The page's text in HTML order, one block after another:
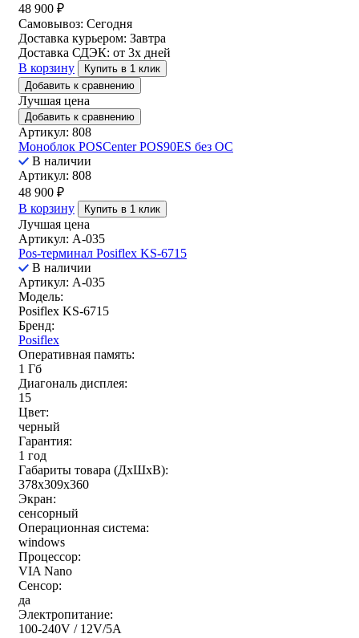
48 900 ₽
Самовывоз: Сегодня
Доставка курьером: Завтра
Доставка СДЭК: от 3х дней
В корзину
Купить в 1 клик
Добавить к сравнению
Лучшая цена
Добавить к сравнению
Артикул: 808
Моноблок POSCenter POS90ES без ОС
В наличии
Артикул: 808
48 900 ₽
В корзину
Купить в 1 клик
Лучшая цена
Артикул: A-035
Pos-терминал Posiflex KS-6715
В наличии
Артикул: A-035
Модель:
Posiflex KS-6715
Бренд:
Posiflex
Оперативная память:
1 Гб
Диагональ дисплея:
15
Цвет:
черный
Гарантия:
1 год
Габариты товара (ДxШxВ):
378x309x360
Экран:
сенсорный
Операционная система:
windows
Процессор:
VIA Nano
Сенсор:
да
Электропитание:
100-240V / 12V/5A